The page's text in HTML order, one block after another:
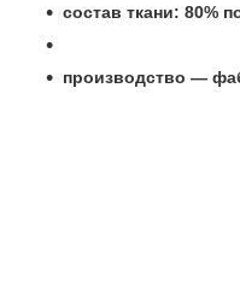
состав ткани: 80%
производство —